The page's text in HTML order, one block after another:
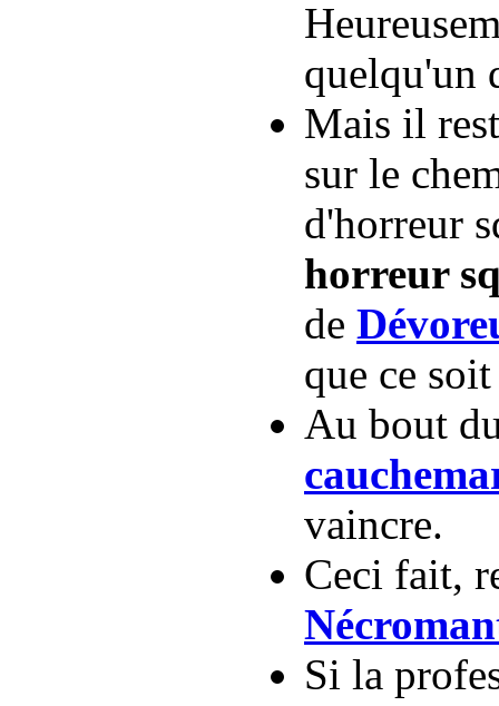
quelqu'un
Mais il
sur le
d'horreur
horreur
de
que ce
Au bout
vaincre.
Ceci fait,
Si la